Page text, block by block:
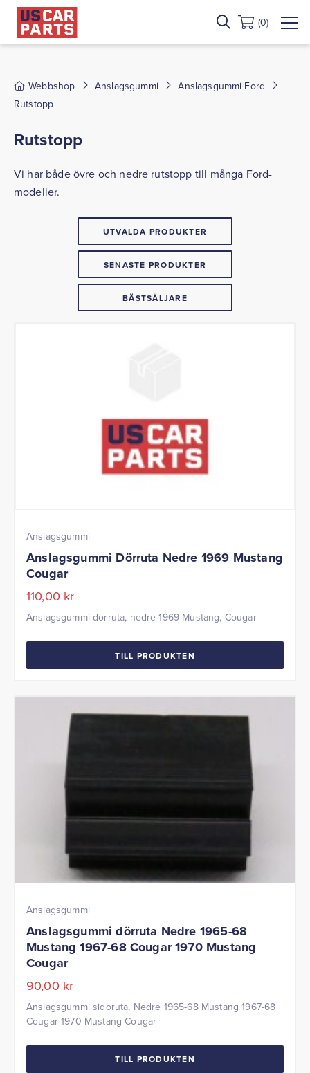
(0)
Webbshop Anslagsgummi
Anslagsgummi Ford
Rutstopp
Rutstopp
UTVALDA PRODUKTER
SENASTE PRODUKTER
BÄSTSÄLJARE
Vi har både övre och nedre rutstopp till många Ford-
modeller.
Anslagsgummi
Anslagsgummi Dörruta Nedre 1969 Mustang
Cougar
110,00 kr
Anslagsgummi dörruta, nedre 1969 Mustang, Cougar
TILL PRODUKTEN
Anslagsgummi
Anslagsgummi dörruta Nedre 1965-68
Mustang 1967-68 Cougar 1970 Mustang
Cougar
90,00 kr
Anslagsgummi sidoruta, Nedre 1965-68 Mustang 1967-68
Cougar 1970 Mustang Cougar
TILL PRODUKTEN